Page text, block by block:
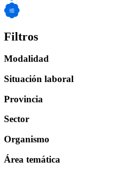
Filtros
Modalidad
Situación laboral
Provincia
Sector
Organismo
Área temática